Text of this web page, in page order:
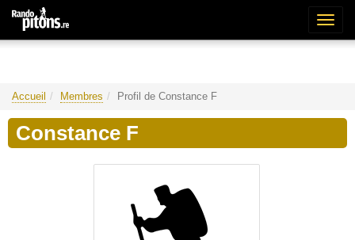
Accueil Membres Profil de Constance F
Constance F